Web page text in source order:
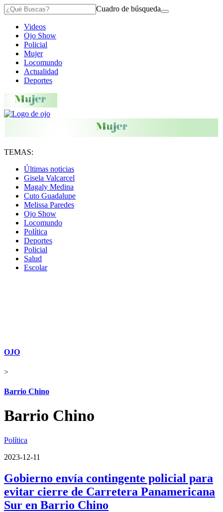
Cuadro de búsqueda
Videos
Ojo Show
Policial
Mujer
Locomundo
Actualidad
Deportes
TEMAS:
Últimas noticias
Gisela Valcarcel
Magaly Medina
Cuto Guadalupe
Melissa Paredes
Ojo Show
Locomundo
Política
Deportes
Policial
Salud
Escolar
OJO
>
Barrio Chino
Barrio Chino
Política
2023-12-11
Gobierno envía contingente policial para
evitar cierre de Carretera Panamericana
Sur en Barrio Chino